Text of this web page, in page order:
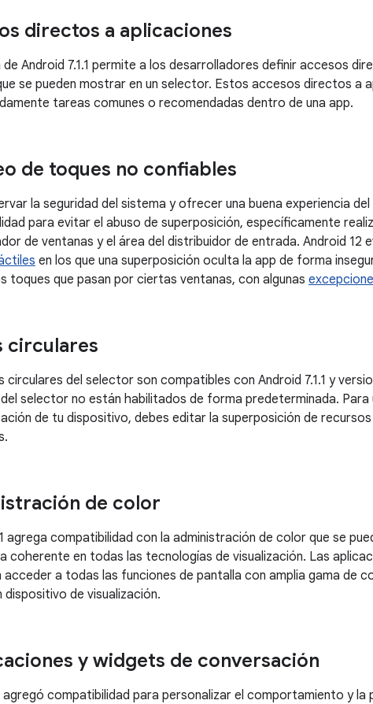
directos a aplicaciones
de Android 7.1.1 permite a los desarrolladores definir accesos
se pueden mostrar en un selector. Estos accesos directos a
tareas comunes o recomendadas dentro de una app.
de toques no confiables
la seguridad del sistema y ofrecer una buena experiencia
para evitar el abuso de superposición, específicamente
de ventanas y el área del distribuidor de entrada. Android 12
en los que una superposición oculta la app de forma
toques que pasan por ciertas ventanas, con algunas
circulares
circulares del selector son compatibles con Android 7.1.1 y
selector no están habilitados de forma predeterminada. Para
de tu dispositivo, debes editar la superposición de
de color
agrega compatibilidad con la administración de color que se
coherente en todas las tecnologías de visualización. Las
acceder a todas las funciones de pantalla con amplia gama de
dispositivo de visualización.
y widgets de conversación
agregó compatibilidad para personalizar el comportamiento y